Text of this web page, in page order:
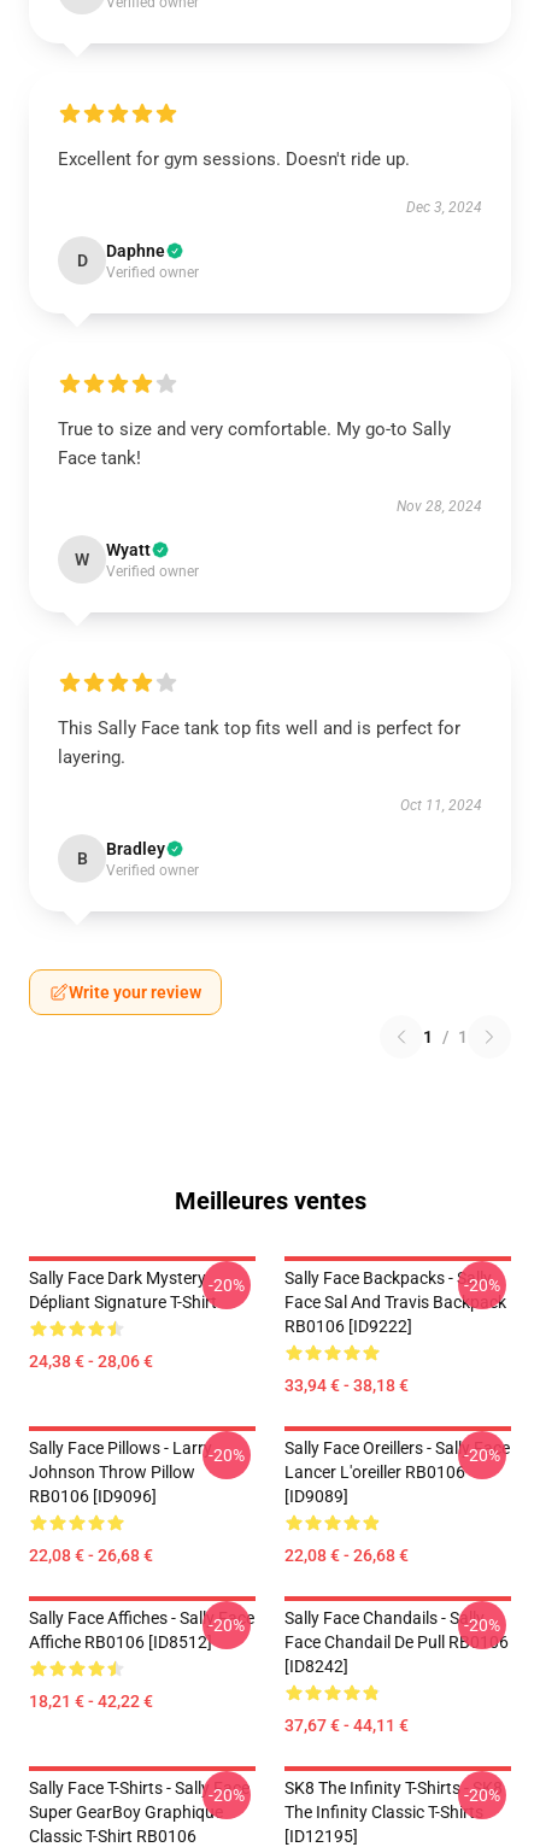
Excellent for gym sessions. Doesn't ride up.
Dec 3, 2024
D Daphne
Verified owner
True to size and very comfortable. My go-to Sally
Face tank!
Nov 28, 2024
W Wyatt
Verified owner
This Sally Face tank top fits well and is perfect for
layering.
Oct 11, 2024
B Bradley
Verified owner
Write your review
1 / 1
Meilleures ventes
Sally Face Dark Mystery
Dépliant Signature T-Shirt
24,38 € - 28,06 €
-20%
Sally Face Backpacks - Sally
Face Sal And Travis Backpack
RB0106 [ID9222]
33,94 € - 38,18 €
-20%
Sally Face Pillows - Larry
Johnson Throw Pillow
RB0106 [ID9096]
22,08 € - 26,68 €
-20%
Sally Face Oreillers - Sally Face
Lancer L'oreiller RB0106
[ID9089]
22,08 € - 26,68 €
-20%
Sally Face Affiches - Sally Face
Affiche RB0106 [ID8512]
18,21 € - 42,22 €
-20%
Sally Face Chandails - Sally
Face Chandail De Pull RB0106
[ID8242]
37,67 € - 44,11 €
-20%
Sally Face T-Shirts - Sally Face
Super GearBoy Graphique
Classic T-Shirt RB0106
-20%
SK8 The Infinity T-Shirts - SK8
The Infinity Classic T-Shirts
[ID12195]
-20%